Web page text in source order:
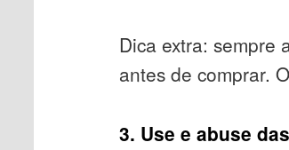
Dica extra: sempre
antes de comprar.
3. Use e abuse